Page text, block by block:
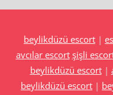
beylikdüzü escort |
avcılar escort şişli
beylikdüzü escort|
beylikdüzü escort |